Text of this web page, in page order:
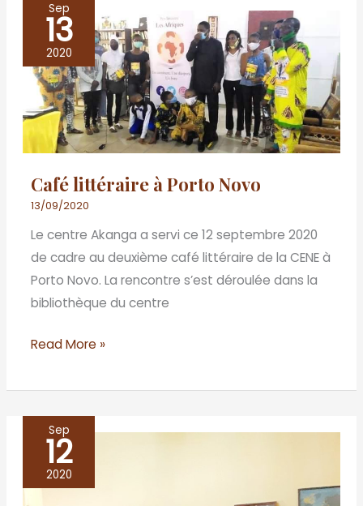
Sep
13
2020
Café littéraire à Porto Novo
13/09/2020
Le centre Akanga a servi ce 12 septembre 2020
de cadre au deuxième café littéraire de la CENE à
Porto Novo. La rencontre s’est déroulée dans la
bibliothèque du centre
Café
littéraire
à
Porto
Novo
Read More »
Sep
12
2020
KHOMBOLE,